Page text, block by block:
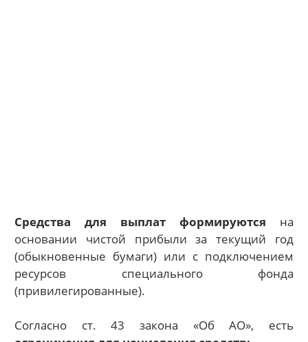
Средства для выплат формируются на
основании чистой прибыли за текущий год
(обыкновенные бумаги) или с подключением
ресурсов специального фонда
(привилегированные).
Согласно ст. 43 закона «Об АО», есть